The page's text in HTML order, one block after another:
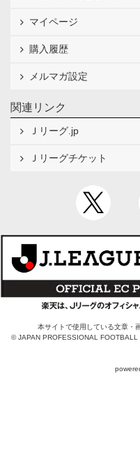
マイページ
購入履歴
メルマガ設定
関連リンク
Ｊリーグ.jp
Ｊリーグチケット
本サイトで使用している文章・
© JAPAN PROFESSIONAL